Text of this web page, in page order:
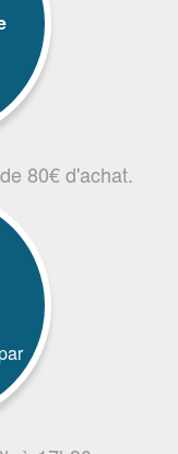
80€ d'achat.